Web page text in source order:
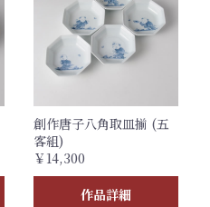
創作唐子八角取皿揃 (五
客組)
￥14,300
作品詳細